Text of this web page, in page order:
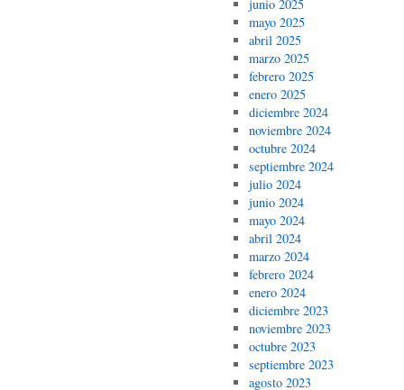
junio 2025
mayo 2025
abril 2025
marzo 2025
febrero 2025
enero 2025
diciembre 2024
noviembre 2024
octubre 2024
septiembre 2024
julio 2024
junio 2024
mayo 2024
abril 2024
marzo 2024
febrero 2024
enero 2024
diciembre 2023
noviembre 2023
octubre 2023
septiembre 2023
agosto 2023